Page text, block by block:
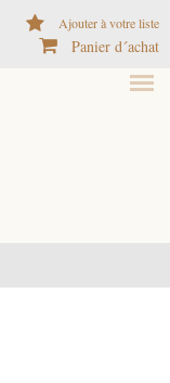
Ajouter à votre liste
Panier d´achat